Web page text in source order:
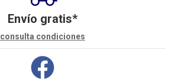
Envío gratis*
consulta condiciones